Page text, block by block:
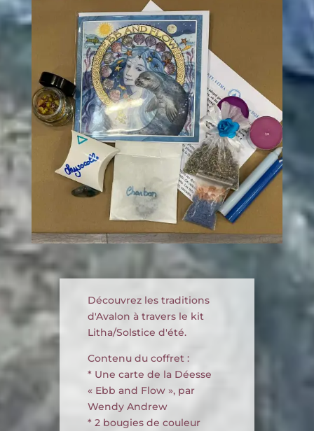
Découvrez les traditions
d'Avalon à travers le kit
Litha/Solstice d'été.
Contenu du coffret :
* Une carte de la Déesse
« Ebb and Flow », par
Wendy Andrew
* 2 bougies de couleur